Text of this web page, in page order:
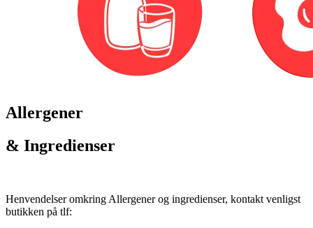
Allergener
& Ingredienser
Henvendelser omkring Allergener og ingredienser, kontakt venligst
butikken på tlf: